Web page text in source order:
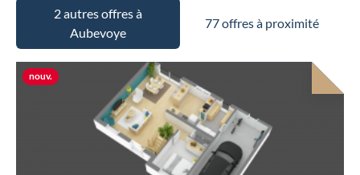
2 autres offres à
Aubevoye
77 offres à proximité
nouv.Nouvelle offre